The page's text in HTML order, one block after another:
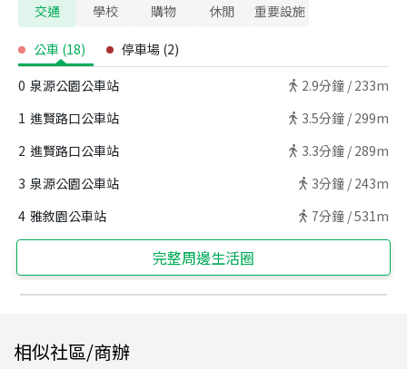
交通 學校 購物 休閒 重要設施
公車 (18) 停車場 (2)
0 泉源公園公車站 2.9分鐘 / 233m
1 進賢路口公車站 3.5分鐘 / 299m
2 進賢路口公車站 3.3分鐘 / 289m
3 泉源公園公車站 3分鐘 / 243m
4 雅敘園公車站 7分鐘 /531m
完整周邊生活圈
相似社區/商辦